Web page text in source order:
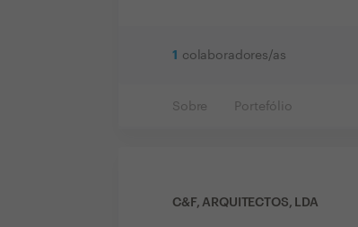
1 colaboradores/as
Sobre Portefólio
C&F, ARQUITECTOS, LDA